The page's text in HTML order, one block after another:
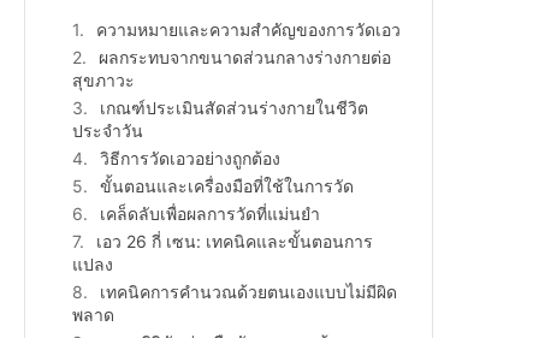
ความหมายและความสำคัญของการวัดเอว
ผลกระทบจากขนาดส่วนกลางร่างกายต่อ
สุขภาวะ
เกณฑ์ประเมินสัดส่วนร่างกายในชีวิต
ประจำวัน
วิธีการวัดเอวอย่างถูกต้อง
ขั้นตอนและเครื่องมือที่ใช้ในการวัด
เคล็ดลับเพื่อผลการวัดที่แม่นยำ
เอว 26 กี่ เซน: เทคนิคและขั้นตอนการ
แปลง
เทคนิคการคำนวณด้วยตนเองแบบไม่มีผิด
พลาด